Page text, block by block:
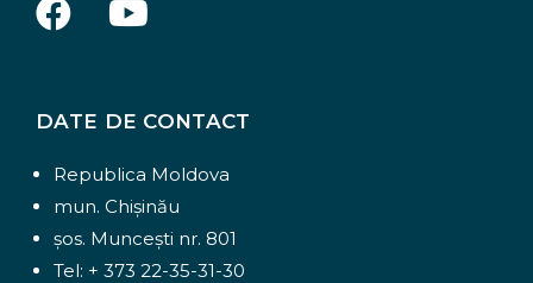
a
b
o
o
k
o
u
b
e
DATE DE CONTACT
Republica Moldova
mun. Chișinău
șos. Muncești nr. 801
Tel: + 373 22-35-31-30